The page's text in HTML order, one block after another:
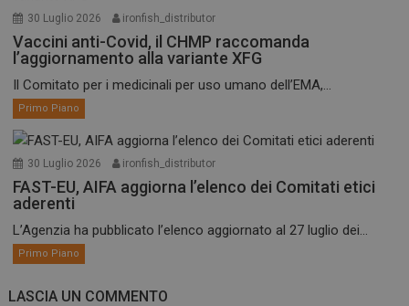
30 Luglio 2026 ironfish_distributor
Vaccini anti-Covid, il CHMP raccomanda
l’aggiornamento alla variante XFG
Il Comitato per i medicinali per uso umano dell’EMA,...
Primo Piano
30 Luglio 2026 ironfish_distributor
FAST-EU, AIFA aggiorna l’elenco dei Comitati etici
aderenti
L’Agenzia ha pubblicato l’elenco aggiornato al 27 luglio dei...
Primo Piano
LASCIA UN COMMENTO